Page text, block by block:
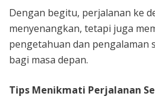
Dengan begitu, perjalanan ke
menyenangkan, tetapi juga
pengetahuan dan pengalaman
bagi masa depan.
Tips Menikmati Perjalanan